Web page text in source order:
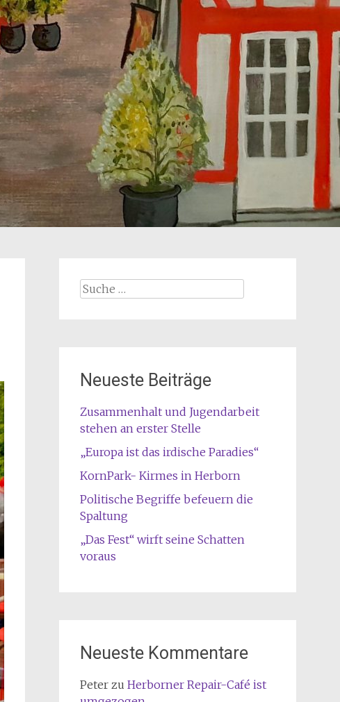
Suche
Neueste Beiträge
Zusammenhalt und Jugendarbeit
stehen an erster Stelle
„Europa ist das irdische Paradies“
KornPark- Kirmes in Herborn
Politische Begriffe befeuern die
Spaltung
„Das Fest“ wirft seine Schatten
voraus
Neueste Kommentare
Peterzu Herborner Repair-Café ist